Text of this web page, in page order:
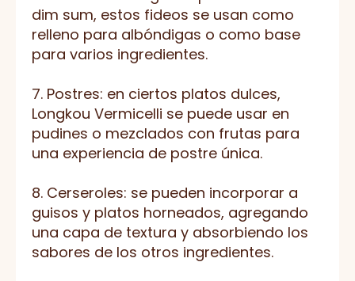
dim sum, estos fideos se usan como
relleno para albóndigas o como base
para varios ingredientes.
7. Postres: en ciertos platos dulces,
Longkou Vermicelli se puede usar en
pudines o mezclados con frutas para
una experiencia de postre única.
8. Cerseroles: se pueden incorporar a
guisos y platos horneados, agregando
una capa de textura y absorbiendo los
sabores de los otros ingredientes.